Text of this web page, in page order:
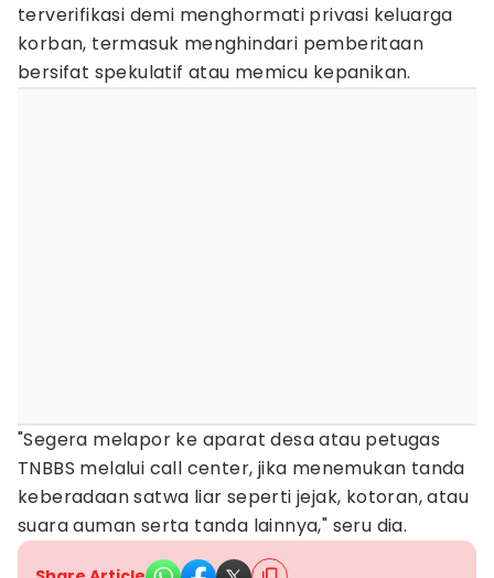
terverifikasi demi menghormati privasi keluarga
korban, termasuk menghindari pemberitaan
bersifat spekulatif atau memicu kepanikan.
"Segera melapor ke aparat desa atau petugas
TNBBS melalui call center, jika menemukan tanda
keberadaan satwa liar seperti jejak, kotoran, atau
suara auman serta tanda lainnya," seru dia.